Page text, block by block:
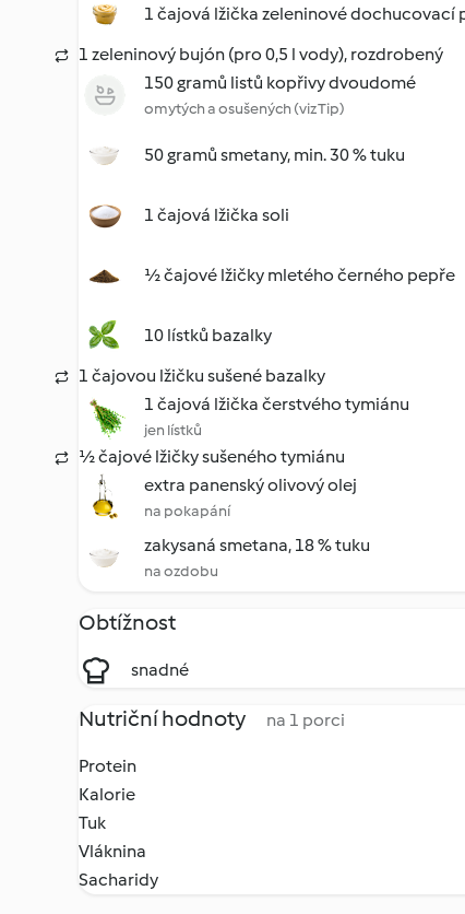
1 čajová lžička zeleninové dochucovací
1 zeleninový bujón (pro 0,5 l vody), rozdrobený
150 gramů listů kopřivy dvoudomé
omytých a osušených (viz Tip)
50 gramů smetany, min. 30 % tuku
1 čajová lžička soli
½ čajové lžičky mletého černého pepře
10 lístků bazalky
1 čajovou lžičku sušené bazalky
1 čajová lžička čerstvého tymiánu
jen lístků
½ čajové lžičky sušeného tymiánu
extra panenský olivový olej
na pokapání
zakysaná smetana, 18 % tuku
na ozdobu
Obtížnost
snadné
Nutriční hodnoty na 1 porci
Protein
Kalorie
Tuk
Vláknina
Sacharidy